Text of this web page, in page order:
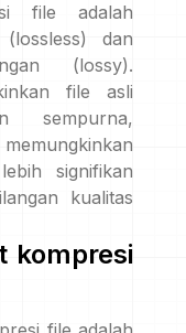
file adalah
dan
(lossy).
file asli
sempurna,
signifikan
kualitas
kompresi